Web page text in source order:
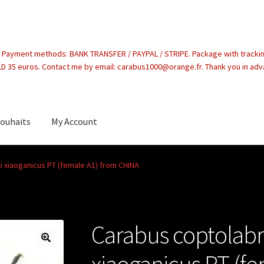
methods: BANK TRANSFER / PAYPAL / STRIPE. Package with
35 euros. Contact me by email: carabus1000@orange.fr. Thank you in
My Account
PT (female A1) from CHINA
Carabus